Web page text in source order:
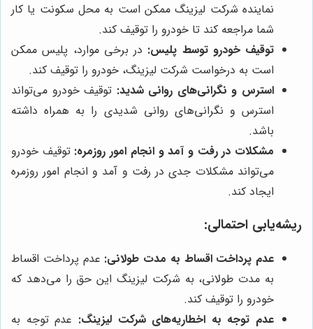
نماینده شرکت لیزینگ ممکن است به محل سکونت یا کار
شما مراجعه کند تا خودرو را توقیف کند.
توقیف خودرو توسط پلیس: در برخی موارد، پلیس ممکن
است به درخواست شرکت لیزینگ، خودرو را توقیف کند.
استرس و نگرانی‌های روانی شدید: توقیف خودرو می‌تواند
استرس و نگرانی‌های روانی شدیدی را به همراه داشته
باشد.
مشکلات در رفت و آمد و انجام امور روزمره: توقیف خودرو
می‌تواند مشکلات جدی در رفت و آمد و انجام امور روزمره
ایجاد کند.
ریشه‌یابی احتمالی:
عدم پرداخت اقساط به مدت طولانی: عدم پرداخت اقساط
به مدت طولانی، به شرکت لیزینگ این حق را می‌دهد که
خودرو را توقیف کند.
عدم توجه به اخطاریه‌های شرکت لیزینگ: عدم توجه به